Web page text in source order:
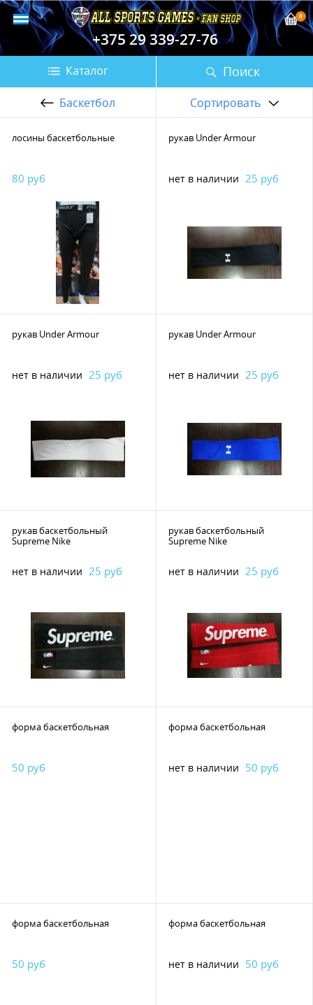
+375 29 339-27-76
Поиск
0
Каталог
Баскетбол Сортировать
лосины баскетбольные
80 руб
рукав Under Armour
нет в наличии 25 руб
рукав Under Armour
нет в наличии 25 руб
рукав Under Armour
нет в наличии 25 руб
рукав баскетбольный
Supreme Nike
нет в наличии 25 руб
рукав баскетбольный
Supreme Nike
нет в наличии 25 руб
форма баскетбольная
50 руб
форма баскетбольная
нет в наличии 50 руб
форма баскетбольная
50 руб
форма баскетбольная
нет в наличии 50 руб